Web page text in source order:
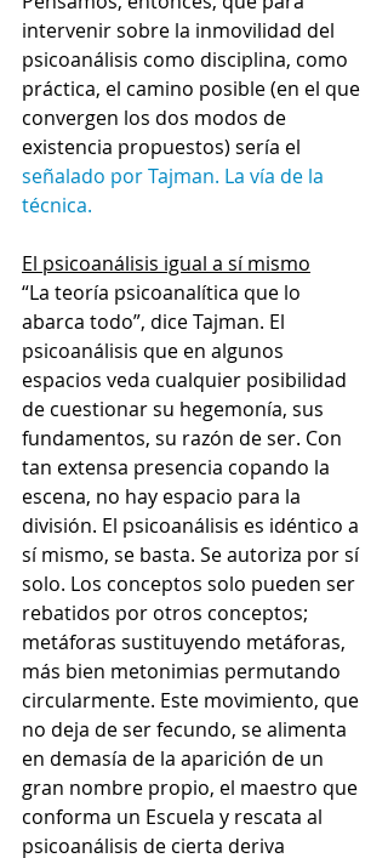
intervenir sobre la inmovilidad del
psicoanálisis como disciplina, como
práctica, el camino posible (en el que
convergen los dos modos de
existencia propuestos) sería el
señalado por Tajman. La vía de la
técnica.
El psicoanálisis igual a sí mismo
“La teoría psicoanalítica que lo
abarca todo”, dice Tajman. El
psicoanálisis que en algunos
espacios veda cualquier posibilidad
de cuestionar su hegemonía, sus
fundamentos, su razón de ser. Con
tan extensa presencia copando la
escena, no hay espacio para la
división. El psicoanálisis es idéntico a
sí mismo, se basta. Se autoriza por sí
solo. Los conceptos solo pueden ser
rebatidos por otros conceptos;
metáforas sustituyendo metáforas,
más bien metonimias permutando
circularmente. Este movimiento, que
no deja de ser fecundo, se alimenta
en demasía de la aparición de un
gran nombre propio, el maestro que
conforma un Escuela y rescata al
psicoanálisis de cierta deriva